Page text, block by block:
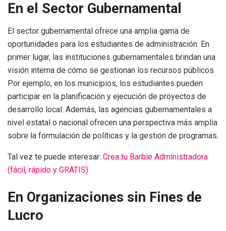
En el Sector Gubernamental
El sector gubernamental ofrece una amplia gama de
oportunidades para los estudiantes de administración. En
primer lugar, las instituciones gubernamentales brindan una
visión interna de cómo se gestionan los recursos públicos.
Por ejemplo, en los municipios, los estudiantes pueden
participar en la planificación y ejecución de proyectos de
desarrollo local. Además, las agencias gubernamentales a
nivel estatal o nacional ofrecen una perspectiva más amplia
sobre la formulación de políticas y la gestión de programas.
Tal vez te puede interesar: Crea tu Barbie Administradora
(fácil, rápido y GRATIS)
En Organizaciones sin Fines de
Lucro